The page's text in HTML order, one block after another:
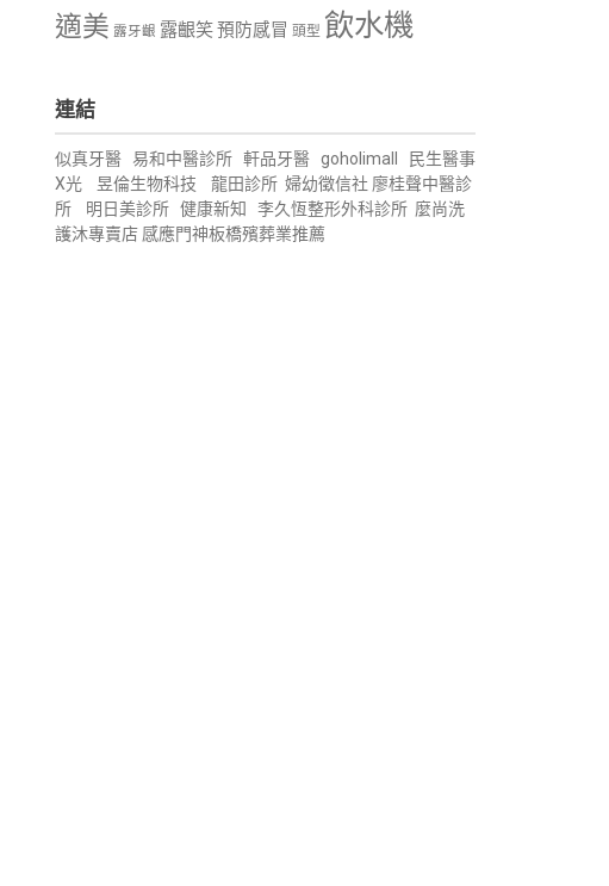
適美 露牙齦 露齦笑預防感冒 頭型 飲水機
連結
似真牙醫 易和中醫診所 軒品牙醫 goholimall
民生醫事
X光
昱倫生物科技 龍田診所 婦幼徵信社 廖桂聲中醫診
所
明日美診所 健康新知 李久恆整形外科診所 麼尚洗
護沐專賣店 感應門神板橋殯葬業推薦